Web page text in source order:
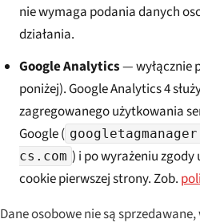
nie wymaga podania danych
działania.
Google Analytics— wyłącznie
poniżej). Google Analytics 4
zagregowanego użytkowania
Google (
cs.com ) i po wyrażeniu
cookie pierwszej strony. Zob.
Dane osobowe nie są